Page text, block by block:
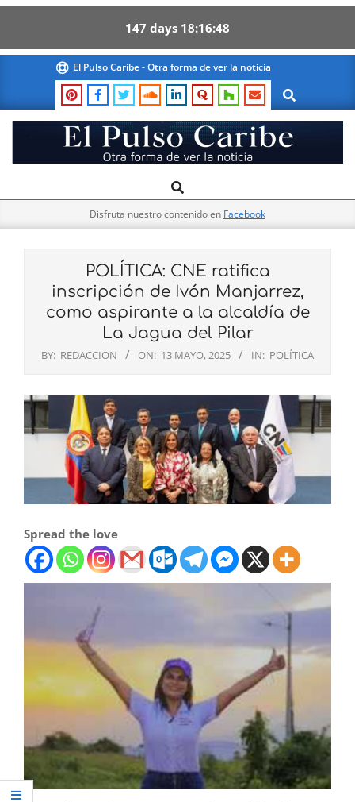
147 days 18 16 47
content
El Pulso Caribe - Otra forma de ver la noticia
Search
El
Pulso
Navigation
Search
Disfruta nuestro contenido en Facebook
POLÍTICA: CNE ratifica
inscripción de Ivón Manjarrez,
como aspirante a la alcaldía de
La Jagua del Pilar
BY: REDACCION ON: 13 MAYO, 2025 IN: POLÍTICA
Spread the love